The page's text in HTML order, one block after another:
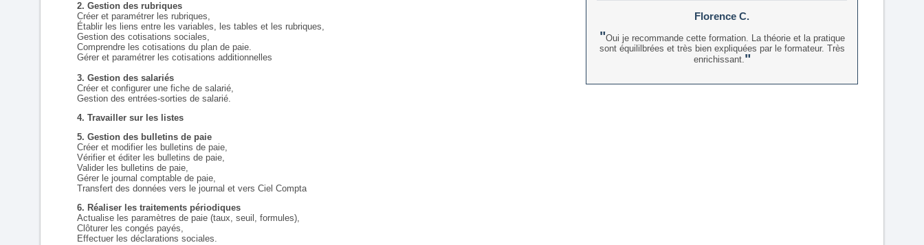
2. Gestion des rubriques
Créer et paramétrer les rubriques,
Établir les liens entre les variables, les tables et les rubriques,
Gestion des cotisations sociales,
Comprendre les cotisations du plan de paie.
Gérer et paramétrer les cotisations additionnelles
3. Gestion des salariés
Créer et configurer une fiche de salarié,
Gestion des entrées-sorties de salarié.
4. Travailler sur les listes
5. Gestion des bulletins de paie
Créer et modifier les bulletins de paie,
Vérifier et éditer les bulletins de paie,
Valider les bulletins de paie,
Gérer le journal comptable de paie,
Transfert des données vers le journal et vers Ciel Compta
6. Réaliser les traitements périodiques
Actualise les paramètres de paie (taux, seuil, formules),
Clôturer les congés payés,
Effectuer les déclarations sociales.
Florence C.
Oui je recommande cette formation. La théorie et la pratique
sont équililbrées et très bien expliquées par le formateur. Très
enrichissant.